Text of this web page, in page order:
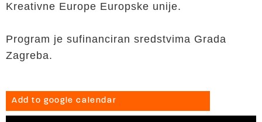
Kreativne Europe Europske unije.
Program je sufinanciran sredstvima Grada
Zagreba.
Add to google calendar